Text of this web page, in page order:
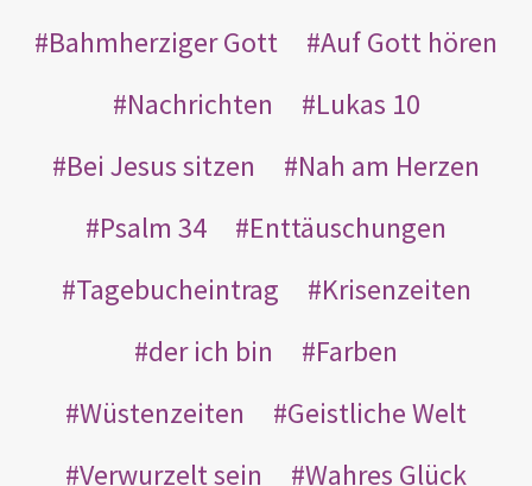
Bahmherziger Gott
Auf Gott hören
Nachrichten
Lukas 10
Bei Jesus sitzen
Nah am Herzen
Psalm 34
Enttäuschungen
Tagebucheintrag
Krisenzeiten
der ich bin
Farben
Wüstenzeiten
Geistliche Welt
Verwurzelt sein
Wahres Glück